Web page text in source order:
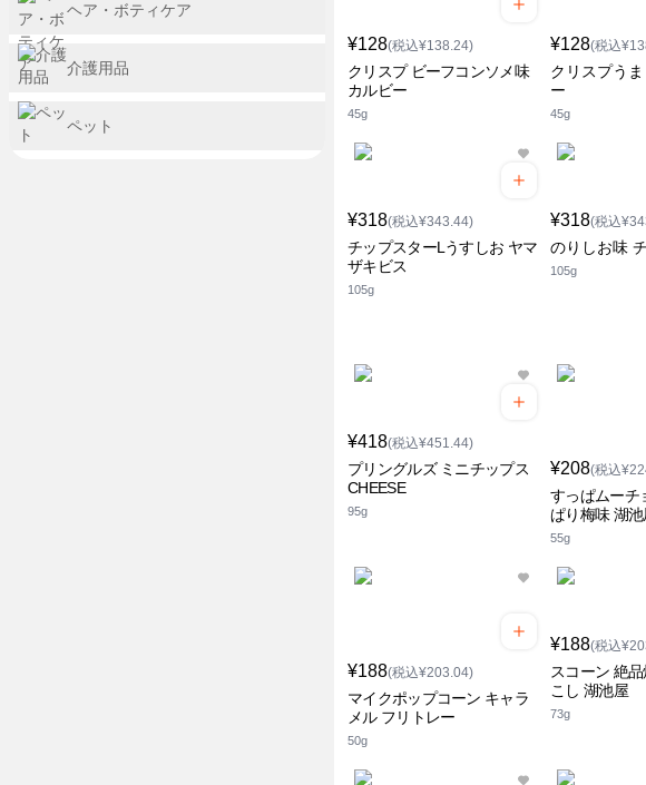
¥128(税込¥138.24)
クリスプ ビーフコンソメ味
カルビー
45g
¥128(税込
クリスプう
ー
45g
¥318(税込¥343.44)
チップスターLうすしお ヤマ
ザキビス
105g
¥318(税込
のりしお味
105g
¥418(税込¥451.44)
プリングルズ ミニチップス
CHEESE
95g
¥208(税込
すっぱムーチ
ぱり梅味 湖池
55g
¥188(税込¥203.04)
マイクポップコーン キャラ
メル フリトレー
50g
¥188(税込
スコーン 絶
こし 湖池屋
73g
ヘア・ボティケア
介護用品
ペット